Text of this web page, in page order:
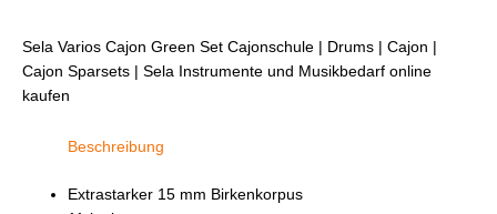
Sela Varios Cajon Green Set Cajonschule | Drums | Cajon |
Cajon Sparsets | Sela Instrumente und Musikbedarf online
kaufen
Beschreibung
Extrastarker 15 mm Birkenkorpus